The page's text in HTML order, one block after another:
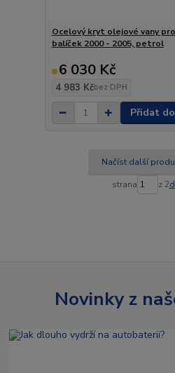
Ocelový kryt olejové vany
balíček 2000 - 2005, petrol
6 030 Kč
4 983 Kčbez DPH
Přidat
Načíst další
strana z 2
Novinky z